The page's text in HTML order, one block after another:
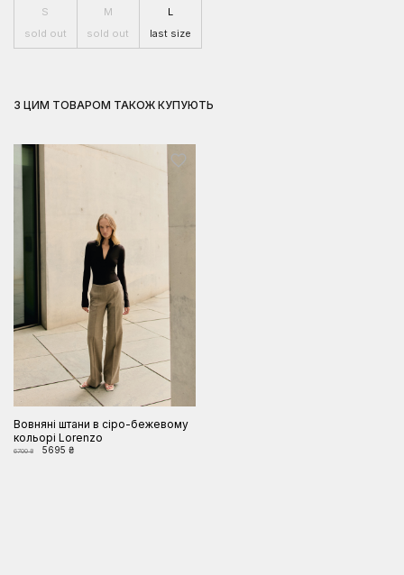
S
sold out
M
sold out
L
last size
З ЦИМ ТОВАРОМ ТАКОЖ КУПУЮТЬ
Вовняні штани в сіро-бежевому
кольорі Lorenzo
6700 ₴ 5695 ₴